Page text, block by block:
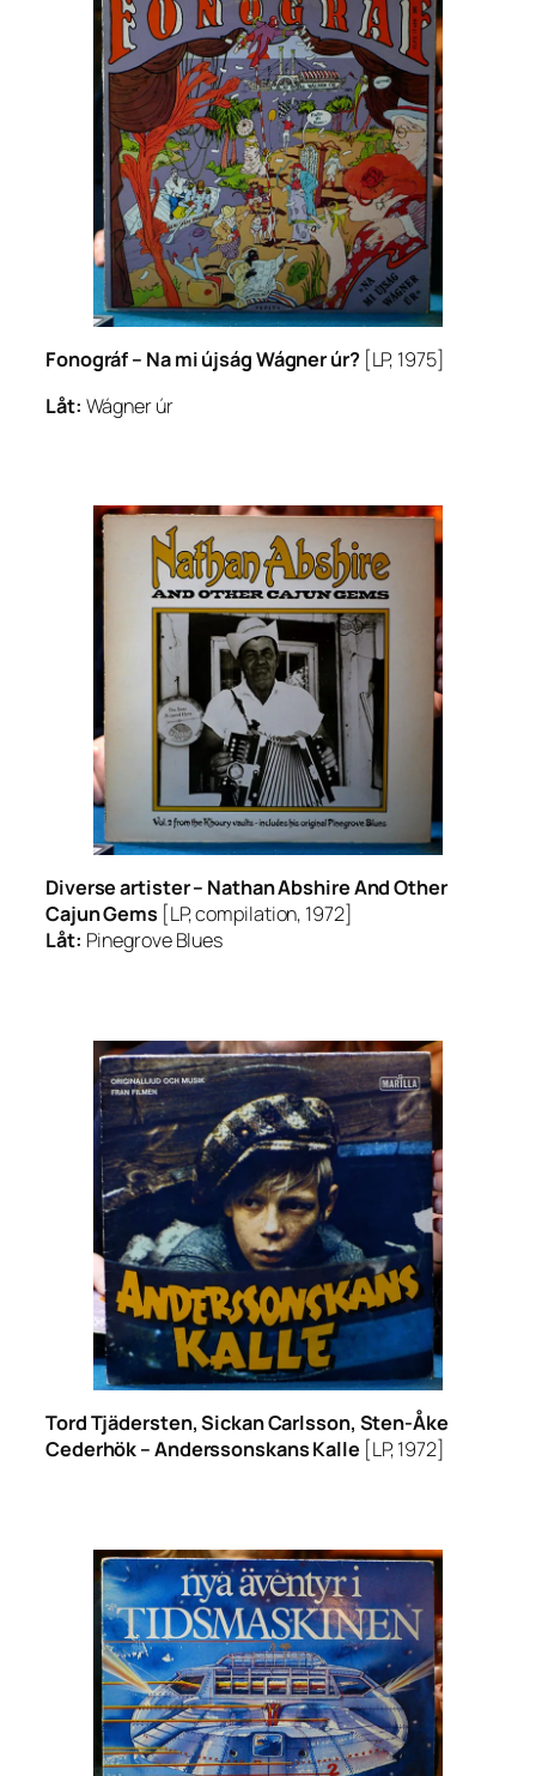
Fonográf – Na mi újság Wágner úr?[LP, 1975]
Låt: Wágner úr
Diverse artister – Nathan Abshire And Other
Cajun Gems [LP, compilation, 1972]
Låt: Pinegrove Blues
Tord Tjädersten, Sickan Carlsson, Sten-Åke
Cederhök –Anderssonskans Kalle [LP, 1972]